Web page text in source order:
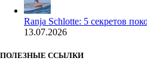
Ranja Schlotte: 5 секретов
13.07.2026
ПОЛЕЗНЫЕ ССЫЛКИ